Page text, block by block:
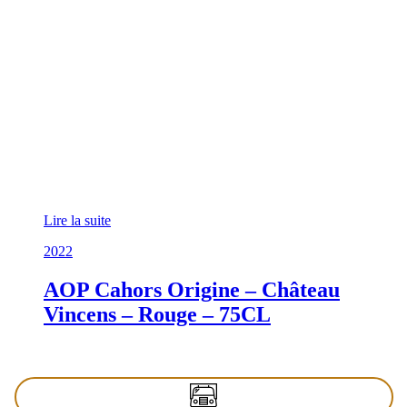
Lire la suite
2022
AOP Cahors Origine – Château
Vincens – Rouge – 75CL